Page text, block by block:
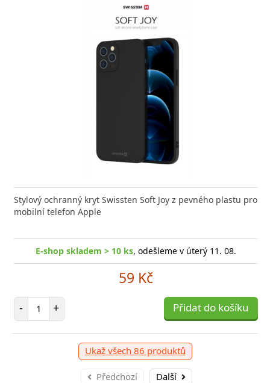
Stylový ochranný kryt Swissten Soft Joy z pevného plastu pro
mobilní telefon Apple
E-shop skladem > 10 ks, odešleme v úterý 11. 08.
59 Kč
- Počet položek
+ Přidat do košíku
Ukaž všech 86 produktů
Předchozí Další